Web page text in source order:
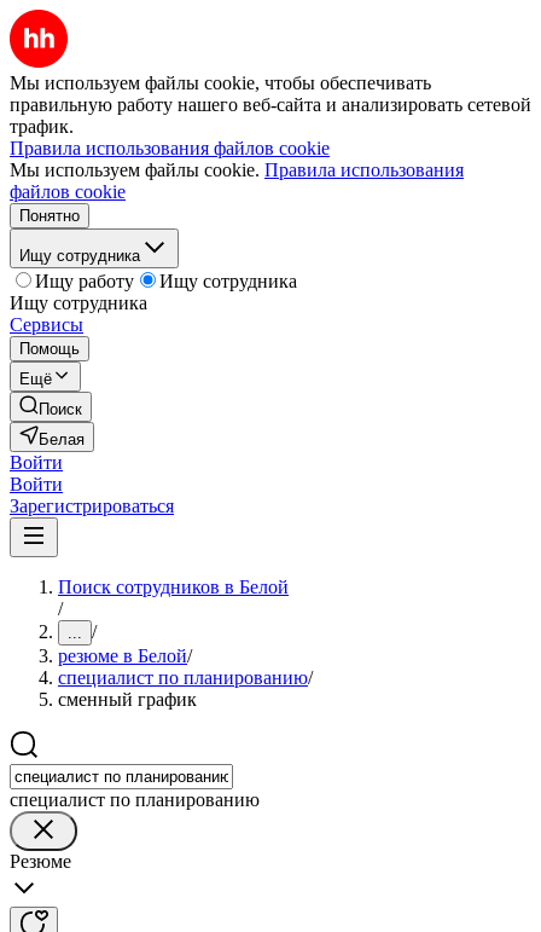
Мы используем файлы cookie, чтобы обеспечивать
правильную работу нашего веб-сайта и анализировать сетевой
трафик.
Правила использования файлов cookie
Мы используем файлы cookie. Правила использования
файлов cookie
Понятно
Ищу сотрудника
Ищу работу
Ищу сотрудника
Ищу сотрудника
Сервисы
Помощь
Ещё
Поиск
Белая
Войти
Войти
Зарегистрироваться
Поиск сотрудников в Белой
/
... /
резюме в Белой/
специалист по планированию/
сменный график
специалист по планированию
Резюме